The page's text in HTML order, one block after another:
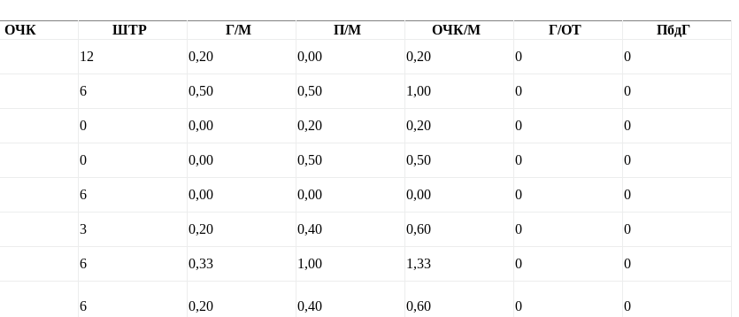
ОЧК ШТР Г/М П/М ОЧК/М Г/ОТ
ПбдГ
12 0,20 0,00 0,20 0
0
6 0,50 0,50 1,00 0
0
0 0,00 0,20 0,20 0
0
0 0,00 0,50 0,50 0
0
6 0,00 0,00 0,00 0
0
3 0,20 0,40 0,60 0
0
6 0,33 1,00 1,33 0
0
6 0,20 0,40 0,60 0 0